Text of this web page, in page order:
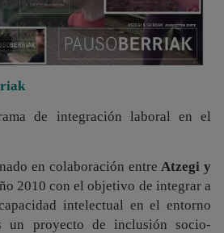
de integración laboral en el
en colaboración entreAtzegi y
2010 con el objetivo de integrar a
intelectual en el entorno
un proyecto de inclusión socio-